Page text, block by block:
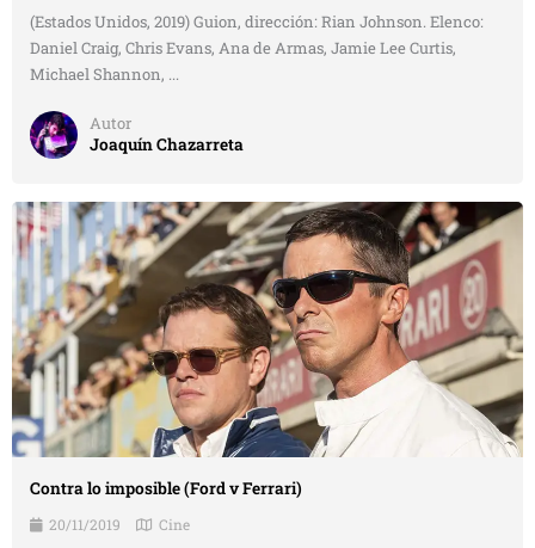
(Estados Unidos, 2019) Guion, dirección: Rian Johnson. Elenco:
Daniel Craig, Chris Evans, Ana de Armas, Jamie Lee Curtis,
Michael Shannon, ...
Autor
Joaquín Chazarreta
Contra lo imposible (Ford v Ferrari)
20/11/2019 Cine